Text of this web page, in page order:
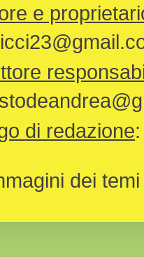
e
di redazione
dei